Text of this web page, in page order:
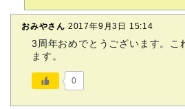
おみやさん 2017年9月3日 15:14
3周年おめでとうございます。こ
ます。
0